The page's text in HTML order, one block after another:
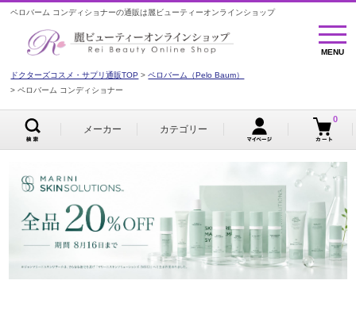
ペロバーム コンディショナーの通販は麗ビューティーオンラインショップ
MENU
MENU
ドクターズコスメ・サプリ通販TOP
ペロバーム（Pelo Baum）
ペロバーム コンディショナー
メーカー カテゴリー
0